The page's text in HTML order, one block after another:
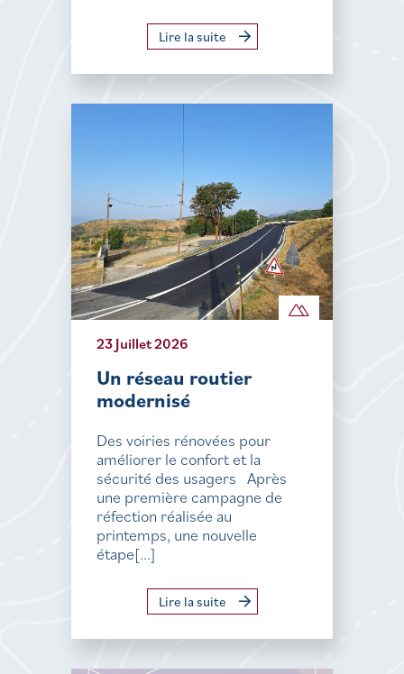
Lire la suite
23 Juillet 2026
Un réseau routier
modernisé
Des voiries rénovées pour
améliorer le confort et la
sécurité des usagers Après
une première campagne de
réfection réalisée au
printemps, une nouvelle
étape[...]
Lire la suite